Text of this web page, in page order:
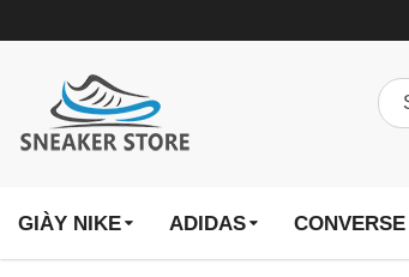
GIÀY NIKE ADIDAS CONVERSE